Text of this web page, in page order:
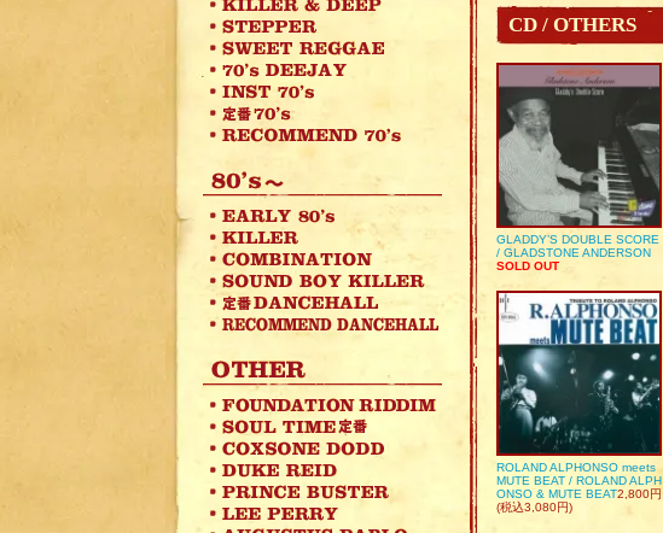
CD / OTHERS
GLADDY’S DOUBLE SCORE
/ GLADSTONE ANDERSON
SOLD OUT
ROLAND ALPHONSO meets
MUTE BEAT / ROLAND ALPH
ONSO & MUTE BEAT2,800円
(税込3,080円)